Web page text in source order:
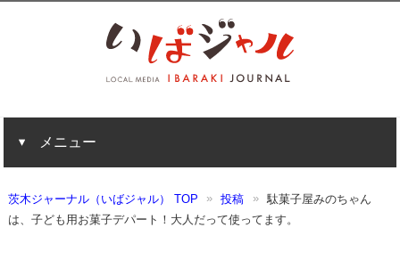
メニュー
茨木ジャーナル（いばジャル） TOP 投稿
駄菓子屋みのちゃん
は、子ども用お菓子デパート！大人だって使ってます。